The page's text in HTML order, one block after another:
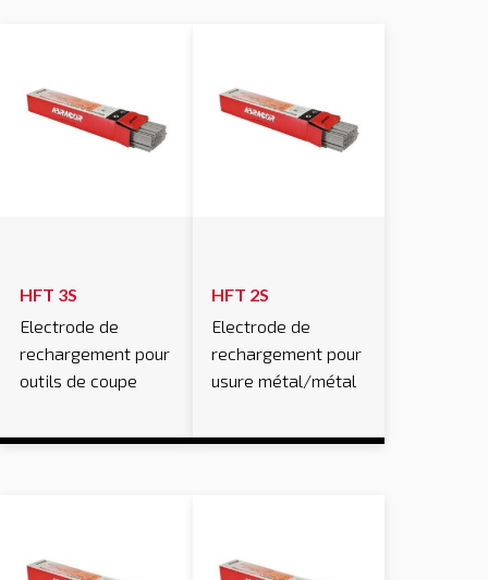
HFT 3S
Electrode de
rechargement pour
outils de coupe
HFT 2S
Electrode de
rechargement pour
usure métal/métal